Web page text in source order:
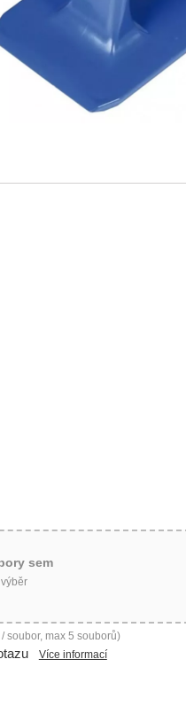
sem
soubor, max 5 souborů)
Více informací